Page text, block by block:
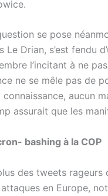
se pose
Le Drian, s’est fendu
l’incitant à ne
ne se mêle pas de
connaissance, aucun
assurait que les
bashing à la COP
des tweets
en Europe,